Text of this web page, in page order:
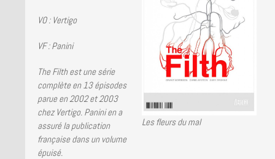
Les fleurs du mal
VO : Vertigo
VF : Panini
The Filth est une série
complète en 13 épisodes
parue en 2002 et 2003
chez Vertigo. Panini en a
assuré la publication
française dans un volume
épuisé.